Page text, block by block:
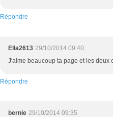
Répondre
Ella2613 29/10/2014 09:40
J'aime beaucoup ta page et les deux
Répondre
bernie 29/10/2014 09:35